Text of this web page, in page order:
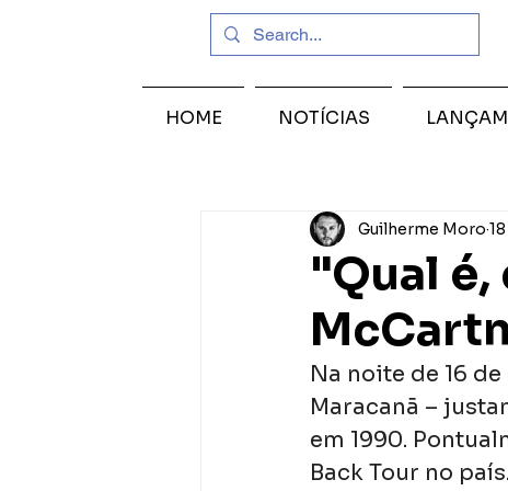
"Qual
Guilherme Moro
Na noite de 16
Maracanã –
em 1990.
Back Tour no
HOME NOTÍCIAS